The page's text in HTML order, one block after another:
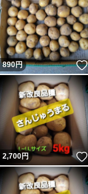
890円
2,700円